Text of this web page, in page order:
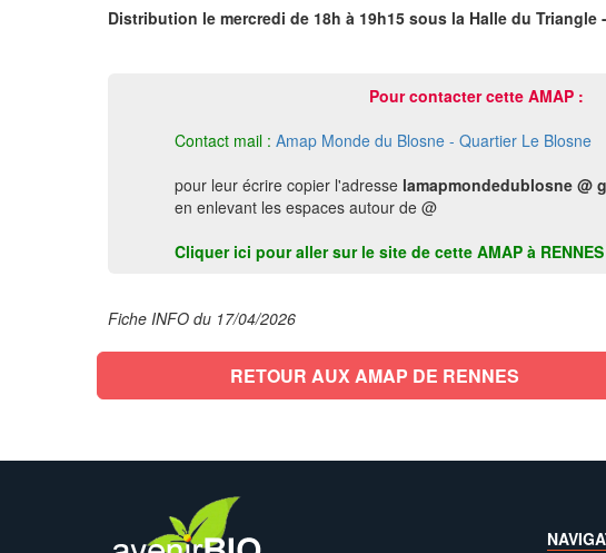
Distribution le mercredi de 18h à 19h15 sous la Halle du Triangle
Pour contacter cette AMAP :
Contact mail : Amap Monde du Blosne - Quartier Le Blosne
pour leur écrire copier l'adresse lamapmondedublosne @
en enlevant les espaces autour de @
Cliquer ici pour aller sur le site de cette AMAP à RENNES
Fiche INFO du 17/04/2026
RETOUR AUX AMAP DE RENNES